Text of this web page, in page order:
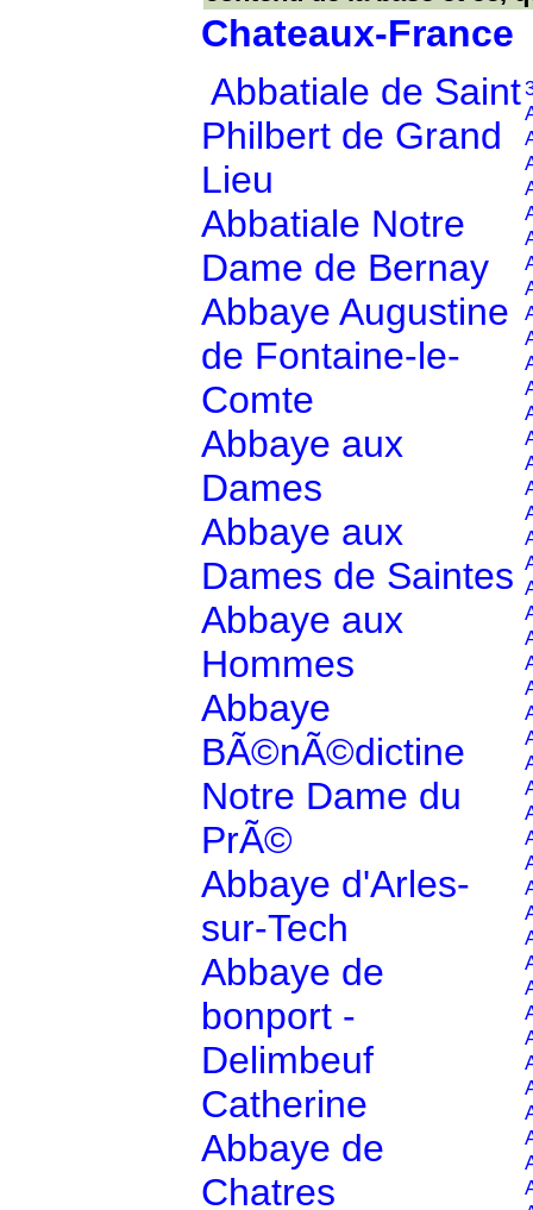
Chateaux-France
Abbatiale de Saint
Philbert de Grand
Lieu
Abbatiale Notre
Dame de Bernay
Abbaye Augustine
de Fontaine-le-
Comte
Abbaye aux
Dames
Abbaye aux
Dames de Saintes
Abbaye aux
Hommes
Abbaye
BÃ©nÃ©dictine
Notre Dame du
PrÃ©
Abbaye d'Arles-
sur-Tech
Abbaye de
bonport -
Delimbeuf
Catherine
Abbaye de
Chatres